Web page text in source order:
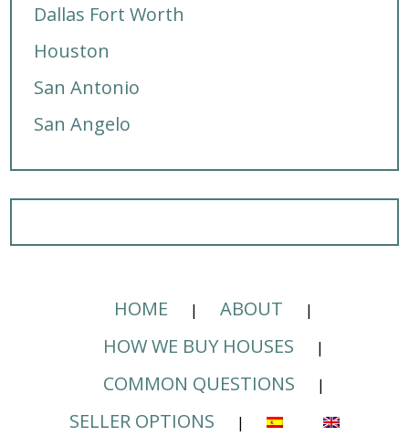
Dallas Fort Worth
Houston
San Antonio
San Angelo
HOME
ABOUT
HOW WE BUY HOUSES
COMMON QUESTIONS
SELLER OPTIONS